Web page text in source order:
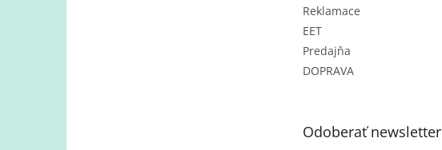
Reklamace
EET
Predajňa
DOPRAVA
Odoberať newsletter